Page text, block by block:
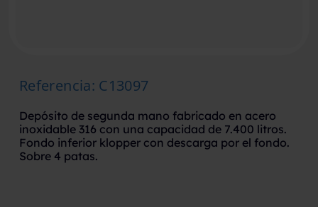
Referencia: C13097
Depósito de segunda mano fabricado en acero
inoxidable 316 con una capacidad de 7.400 litros.
Fondo inferior klopper con descarga por el fondo.
Sobre 4 patas.